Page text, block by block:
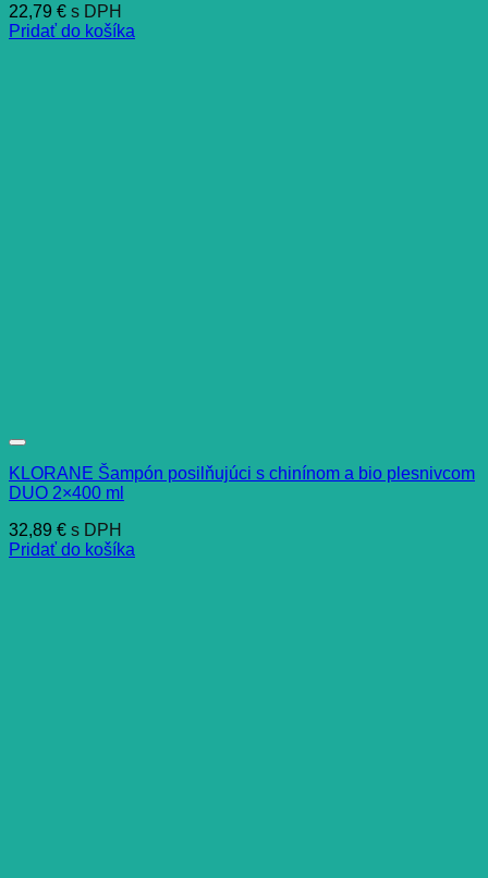
22,79 € s DPH
Pridať do košíka
KLORANE Šampón posilňujúci s chinínom a bio plesnivcom
DUO 2×400 ml
32,89 € s DPH
Pridať do košíka